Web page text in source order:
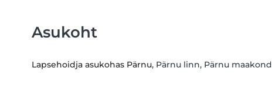
Asukoht
Lapsehoidja asukohas Pärnu, Pärnu linn, Pärnu maakond